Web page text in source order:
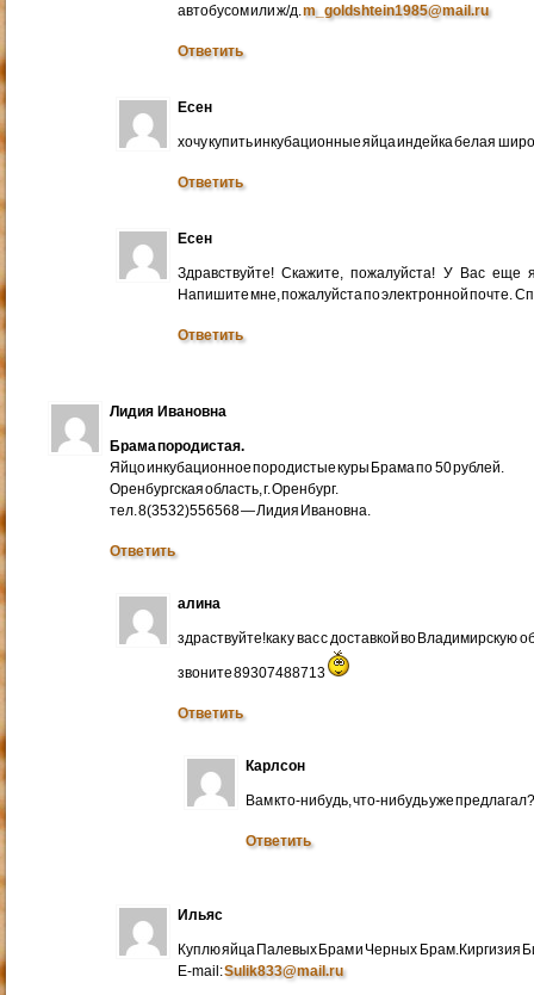
автобусом или ж/д.m_goldshtein1985@mail.ru
Ответить
Есен
хочу купить инкубационные яйца индейка белая
Ответить
Есен
Здравствуйте! Скажите, пожалуйста! У Вас еще
Напишите мне, пожалуйста по электронной почте.
Ответить
Лидия Ивановна
Брама породистая.
Яйцо инкубационное породистые куры Брама по 50 рублей.
Оренбургская область, г. Оренбург.
тел. 8(3532)556568 — Лидия Ивановна.
Ответить
алина
здраствуйте!как у вас с доставкой во Владимирскую
звоните 89307488713
Ответить
Карлсон
Вам кто-нибудь, что-нибудь уже
Ответить
Ильяс
Куплю яйца Палевых Брам и Черных Брам.Киргизия
E-mail:Sulik833@mail.ru